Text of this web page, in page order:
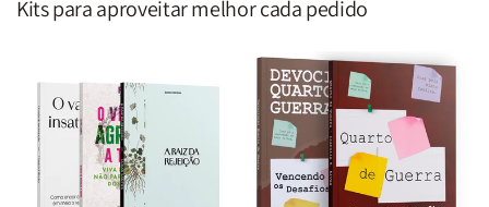
Kits para aproveitar melhor cada pedido